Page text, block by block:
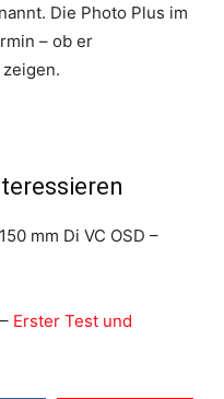
Die Photo Plus im
– ob er
mm Di VC OSD –
Erster Test und